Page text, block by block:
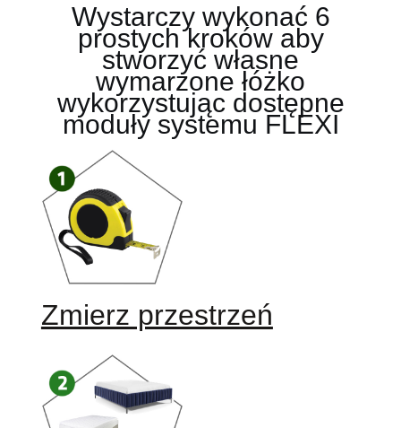
Wystarczy wykonać 6
prostych kroków aby
stworzyć własne
wymarzone łóżko
wykorzystując dostępne
moduły systemu FLEXI
Zmierz przestrzeń